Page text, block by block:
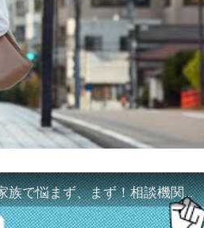
「ギャンブル等依存症対策啓発動画 ～一人で悩まず、家族で悩まず、まず！相談機関へ～」